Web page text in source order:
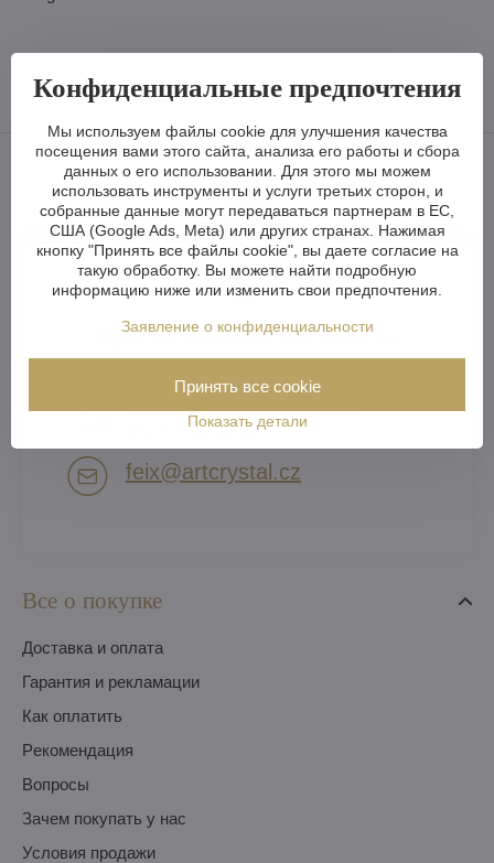
Все о покупке
Доставка и оплата
Гарантия и рекламации
Как оплатить
Pекомендация
Вопросы
Зачем покупать у нас
Условия продажи
Кристально чистые ответы
(Пн-Пт 8:00-16:00)
feix​@artcrystal​.cz
Конфиденциальные предпочтения
Мы используем файлы cookie для улучшения качества
посещения вами этого сайта, анализа его работы и сбора
данных о его использовании. Для этого мы можем
использовать инструменты и услуги третьих сторон, и
собранные данные могут передаваться партнерам в ЕС,
США (Google Ads, Meta) или других странах. Нажимая
кнопку "Принять все файлы cookie", вы даете согласие на
такую обработку. Вы можете найти подробную
информацию ниже или изменить свои предпочтения.
Заявление о конфиденциальности
Показать детали
Принять все cookie